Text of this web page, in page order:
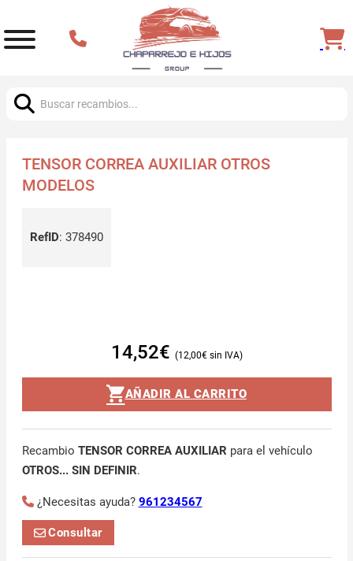
TENSOR CORREA AUXILIAR OTROS
MODELOS
RefID: 378490
14,52€ 12,00€
AÑADIR AL CARRITO
Recambio TENSOR CORREA AUXILIAR para el vehículo
OTROS... SIN DEFINIR.
¿Necesitas ayuda? 961234567
Consultar